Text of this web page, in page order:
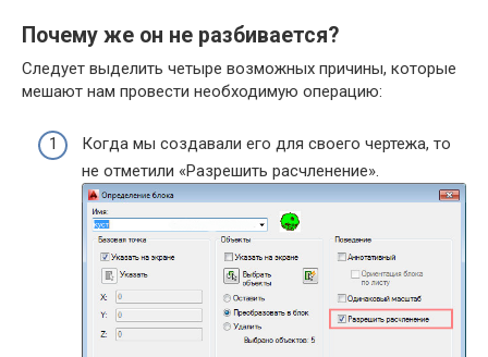
Почему же он не разбивается?
Следует выделить четыре возможных причины, которые
мешают нам провести необходимую операцию:
Когда мы создавали его для своего чертежа, то
не отметили «Разрешить расчленение».